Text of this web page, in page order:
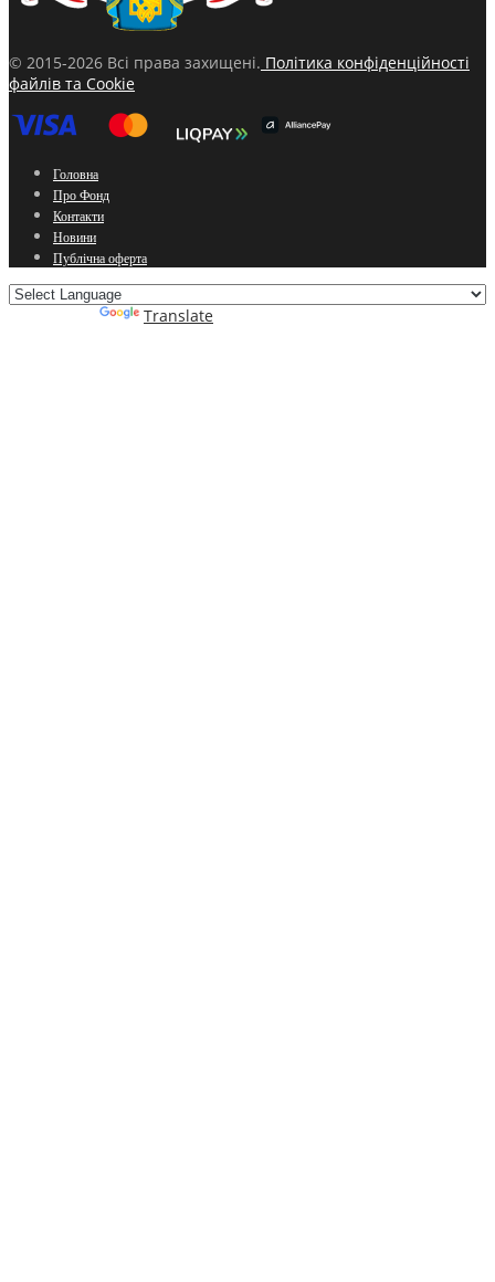
© 2015-2026 Всі права захищені. Політика конфіденційності
файлів та Cookie
Головна
Про Фонд
Контакти
Новини
Публічна оферта
Translate